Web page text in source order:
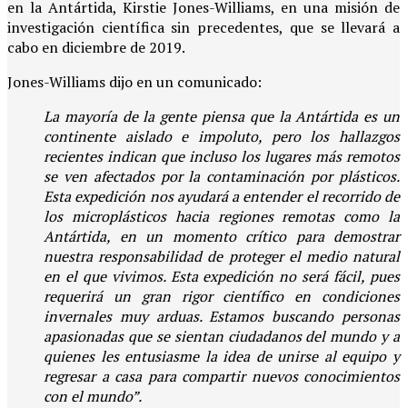
en la Antártida, Kirstie Jones-Williams, en una misión de
investigación científica sin precedentes, que se llevará a
cabo en diciembre de 2019.
Jones-Williams dijo en un comunicado:
La mayoría de la gente piensa que la Antártida es un
continente aislado e impoluto, pero los hallazgos
recientes indican que incluso los lugares más remotos
se ven afectados por la contaminación por plásticos.
Esta expedición nos ayudará a entender el recorrido de
los microplásticos hacia regiones remotas como la
Antártida, en un momento crítico para demostrar
nuestra responsabilidad de proteger el medio natural
en el que vivimos. Esta expedición no será fácil, pues
requerirá un gran rigor científico en condiciones
invernales muy arduas. Estamos buscando personas
apasionadas que se sientan ciudadanos del mundo y a
quienes les entusiasme la idea de unirse al equipo y
regresar a casa para compartir nuevos conocimientos
con el mundo”.